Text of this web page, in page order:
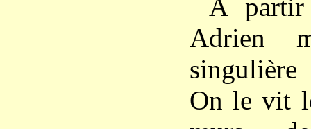
À partir
Adrien
On le vit